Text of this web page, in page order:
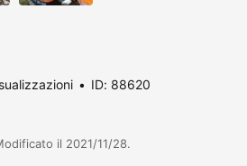
ID: 88620
il 2021/11/28.